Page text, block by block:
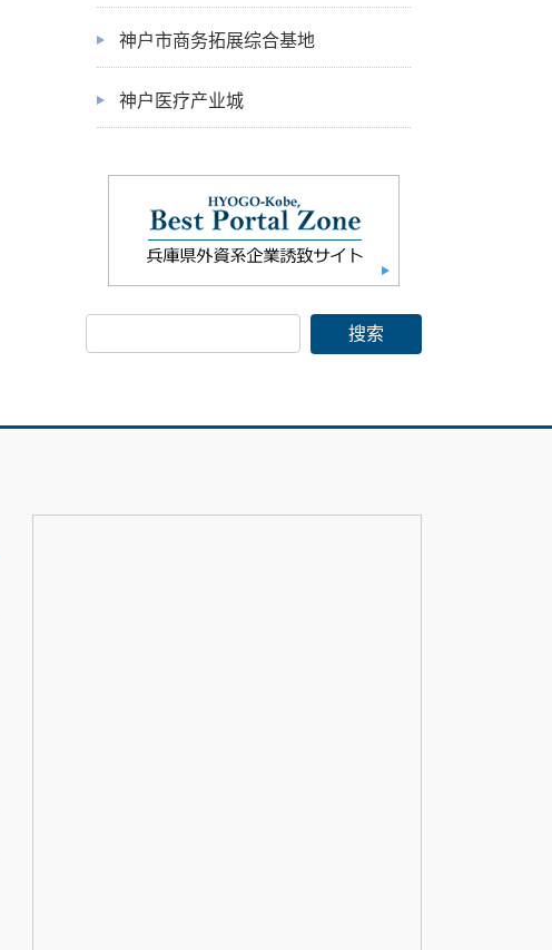
神户市商务拓展综合基地
神户医疗产业城